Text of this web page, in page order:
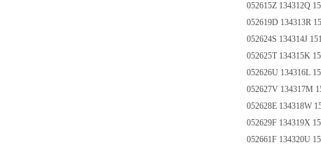
052615Z 134312Q
052619D 134313R
052624S 134314J
052625T 134315K
052626U 134316L
052627V 134317M
052628E 134318W
052629F 134319X
052661F 134320U